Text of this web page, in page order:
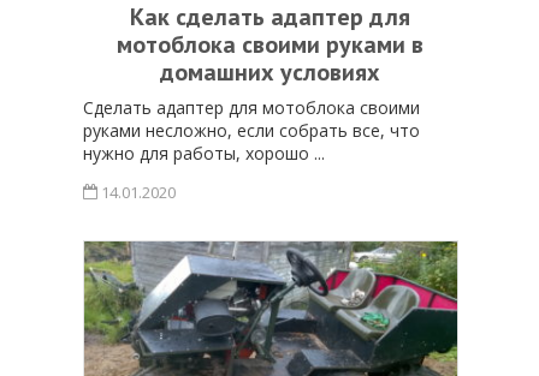
Как сделать адаптер для
мотоблока своими руками в
домашних условиях
Сделать адаптер для мотоблока своими
руками несложно, если собрать все, что
нужно для работы, хорошо ...
14.01.2020